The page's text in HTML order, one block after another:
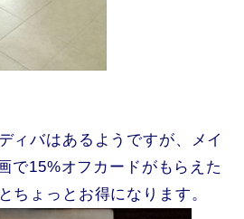
ィバはあるようですが、メイ
で15%オフカードがもらえた
ちょっとお得になります。